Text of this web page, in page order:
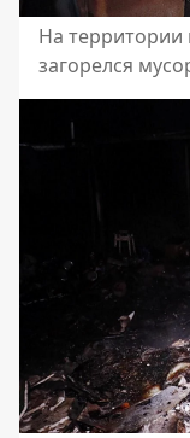
На территории
загорелся